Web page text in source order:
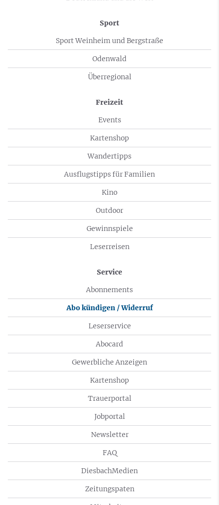
Sport
Sport Weinheim und Bergstraße
Odenwald
Überregional
Freizeit
Events
Kartenshop
Wandertipps
Ausflugstipps für Familien
Kino
Outdoor
Gewinnspiele
Leserreisen
Service
Abonnements
Abo kündigen / Widerruf
Leserservice
Abocard
Gewerbliche Anzeigen
Kartenshop
Trauerportal
Jobportal
Newsletter
FAQ
DiesbachMedien
Zeitungspaten